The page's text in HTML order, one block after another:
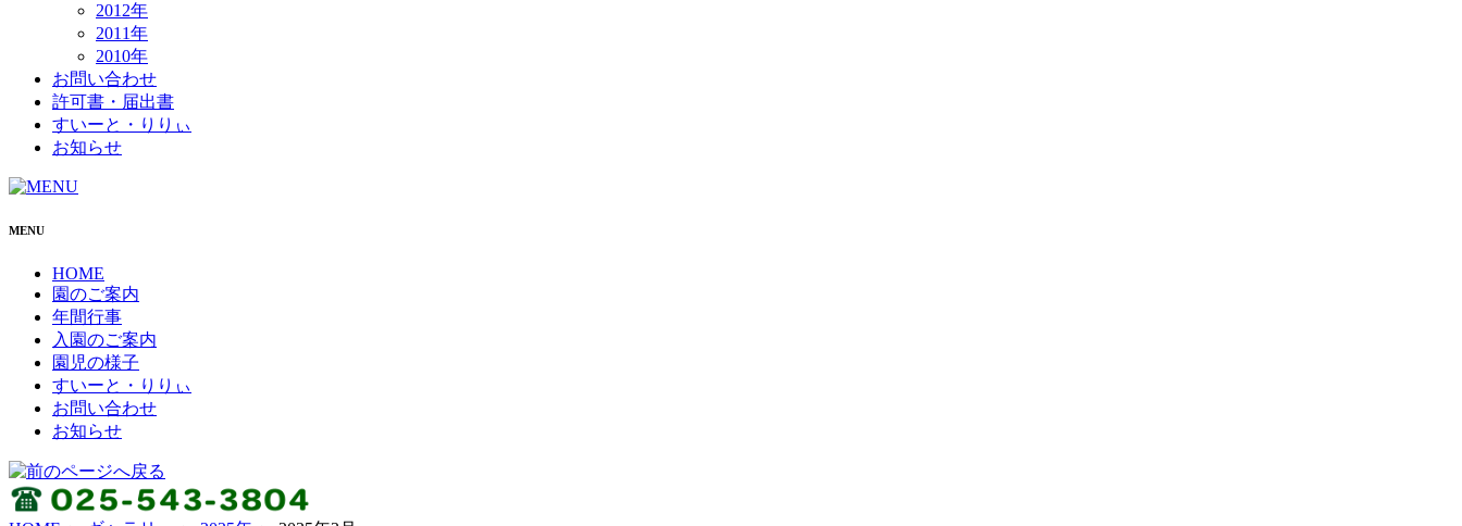
2012年
2011年
2010年
お問い合わせ
許可書・届出書
すいーと・りりぃ
お知らせ
MENU
HOME
園のご案内
年間行事
入園のご案内
園児の様子
すいーと・りりぃ
お問い合わせ
お知らせ